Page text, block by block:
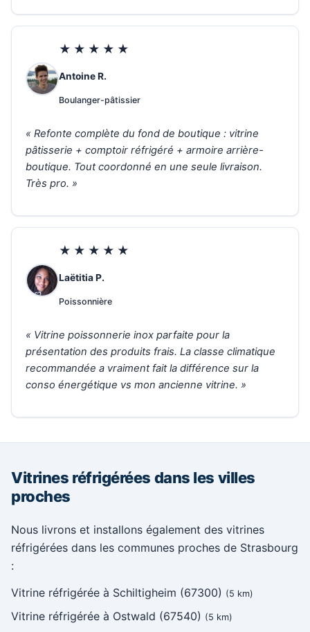
★★★★★
Antoine R.
Boulanger-pâtissier
« Refonte complète du fond de boutique : vitrine
pâtisserie + comptoir réfrigéré + armoire arrière-
boutique. Tout coordonné en une seule livraison.
Très pro. »
★★★★★
Laëtitia P.
Poissonnière
« Vitrine poissonnerie inox parfaite pour la
présentation des produits frais. La classe climatique
recommandée a vraiment fait la différence sur la
conso énergétique vs mon ancienne vitrine. »
Vitrines réfrigérées dans les villes
proches
Nous livrons et installons également des vitrines
réfrigérées dans les communes proches de Strasbourg
:
Vitrine réfrigérée à Schiltigheim (67300) (5 km)
Vitrine réfrigérée à Ostwald (67540) (5 km)